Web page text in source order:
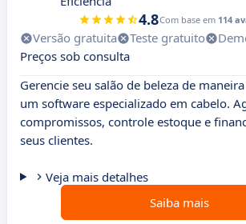
4.8Com base em 114
Versão gratuita Teste gratuito
Preços sob consulta
Gerencie seu salão de beleza de
um software especializado em cabelo.
compromissos, controle estoque e
seus clientes.
Veja mais detalhes
Saiba mais